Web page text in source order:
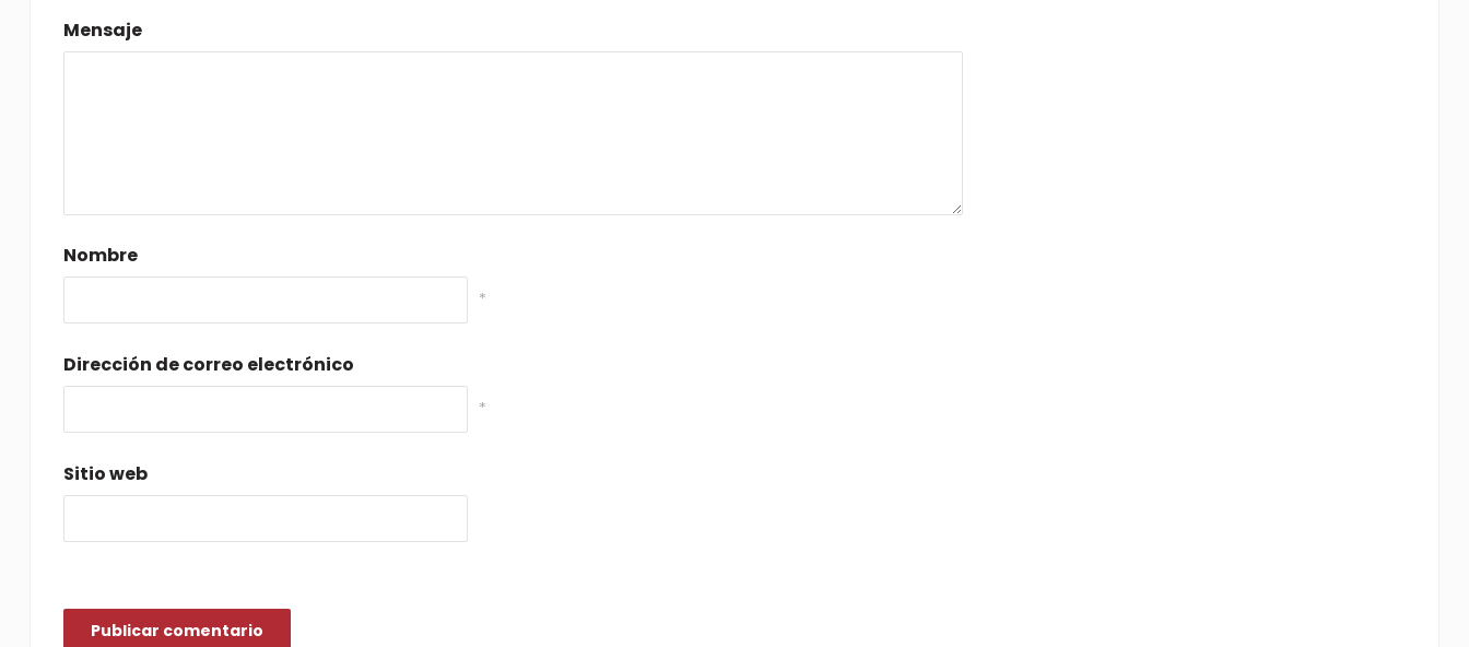
Mensaje
Nombre
*
Dirección de correo electrónico
*
Sitio web